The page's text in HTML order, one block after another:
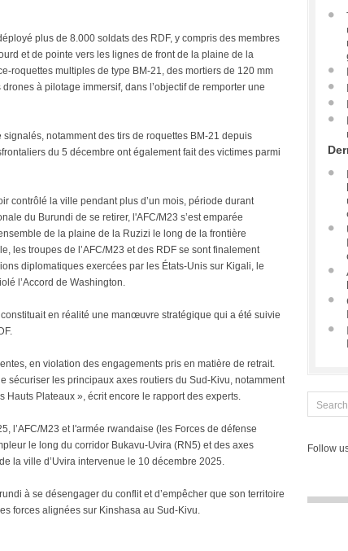
plus de 8.000 soldats des RDF, y compris des membres
et de pointe vers les lignes de front de la plaine de la
roquettes multiples de type BM-21, des mortiers de 120 mm
à pilotage immersif, dans l’objectif de remporter une
notamment des tirs de roquettes BM-21 depuis
du 5 décembre ont également fait des victimes parmi
contrôlé la ville pendant plus d’un mois, période durant
du Burundi de se retirer, l'AFC/M23 s’est emparée
de la plaine de la Ruzizi le long de la frontière
les troupes de l’AFC/M23 et des RDF se sont finalement
diplomatiques exercées par les États-Unis sur Kigali, le
l’Accord de Washington.
en réalité une manœuvre stratégique qui a été suivie
en violation des engagements pris en matière de retrait.
sécuriser les principaux axes routiers du Sud-Kivu, notamment
Plateaux », écrit encore le rapport des experts.
l’AFC/M23 et l'armée rwandaise (les Forces de défense
le long du corridor Bukavu-Uvira (RN5) et des axes
la ville d’Uvira intervenue le 10 décembre 2025.
à se désengager du conflit et d’empêcher que son territoire
forces alignées sur Kinshasa au Sud-Kivu.
Follow